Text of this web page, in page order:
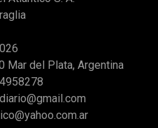
Mar del Plata, Argentina